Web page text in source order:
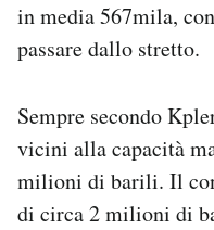
in media 567mila,
passare dallo stretto.
Sempre secondo
vicini alla capacità
milioni di barili. Il
di circa 2 milioni di